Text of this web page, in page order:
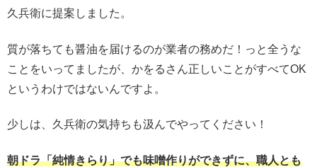
久兵衛に提案しました。
質が落ちても醤油を届けるのが業者の務めだ！っと全うな
ことをいってましたが、かをるさん正しいことがすべてOK
というわけではないんですよ。
少しは、久兵衛の気持ちも汲んでやってください！
朝ドラ「純情きらり」でも味噌作りができずに、職人とも